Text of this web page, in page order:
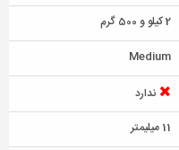
2 کیلو و 500 گرم
Medium
ندارد
11 میلیمتر